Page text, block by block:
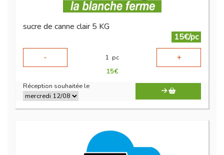
sucre de canne clair 5 KG
15€/pc
-
1 pc +
15€
Réception souhaitée le